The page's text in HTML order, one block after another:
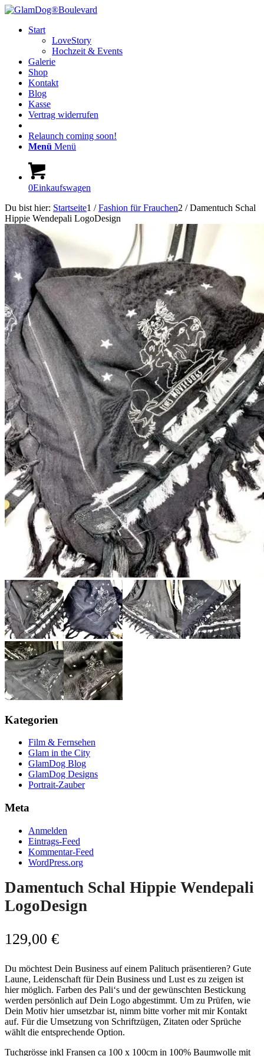
Start
LoveStory
Hochzeit & Events
Galerie
Shop
Kontakt
Blog
Kasse
Vertrag widerrufen
Relaunch coming soon!
Menü Menü
0Einkaufswagen
Du bist hier: Startseite1 / Fashion für Frauchen2 / Damentuch Schal
Hippie Wendepali LogoDesign
Kategorien
Film & Fernsehen
Glam in the City
GlamDog Blog
GlamDog Designs
Portrait-Zauber
Meta
Anmelden
Eintrags-Feed
Kommentar-Feed
WordPress.org
Damentuch Schal Hippie Wendepali
LogoDesign
129,00 €
Du möchtest Dein Business auf einem Palituch präsentieren? Gute
Laune, Leidenschaft für Dein Business und Lust es zu zeigen ist
hier möglich. Farben des Pali‘s und der gewünschten Bestickung
werden persönlich auf Dein Logo abgestimmt. Um zu Prüfen, wie
Dein Motiv hier umsetzbar ist, nimm bitte vorher mit mir Kontakt
auf. Für die Umsetzung von Schriftzügen, Zitaten oder Sprüche
wählt die entsprechende Option.
Tuchgrösse inkl Fransen ca 100 x 100cm in 100% Baumwolle mit